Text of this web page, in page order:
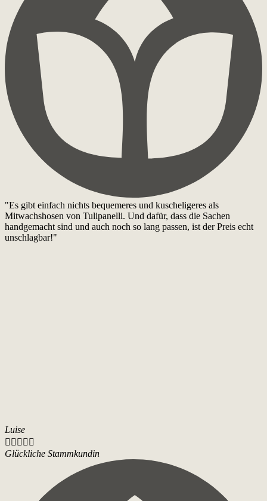
"Es gibt einfach nichts bequemeres und kuscheligeres als
Mitwachshosen von Tulipanelli. Und dafür, dass die Sachen
handgemacht sind und auch noch so lang passen, ist der Preis echt
unschlagbar!"
Luise
    
Glückliche Stammkundin